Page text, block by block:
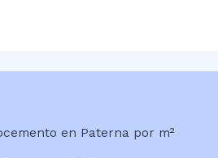
en Paterna por m²